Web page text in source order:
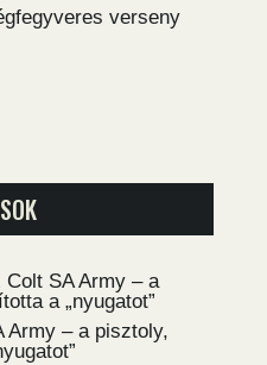
verseny
Colt SA Army – a
a „nyugatot”
Army – a pisztoly,